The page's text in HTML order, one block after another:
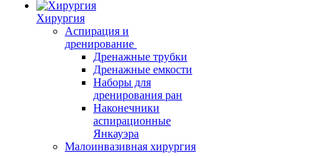
Хирургия
Аспирация и
дренирование
Дренажные трубки
Дренажные емкости
Наборы для
дренирования ран
Наконечники
аспирационные
Янкауэра
Малоинвазивная хирургия